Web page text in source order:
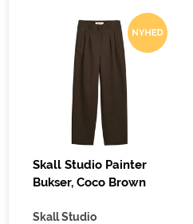
Skall Studio Painter
Bukser, Coco Brown
Skall Studio